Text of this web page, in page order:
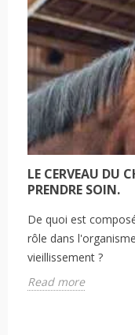
LE CERVEAU DU
PRENDRE SOIN.
De quoi est
rôle dans
vieillissement ?
Read more